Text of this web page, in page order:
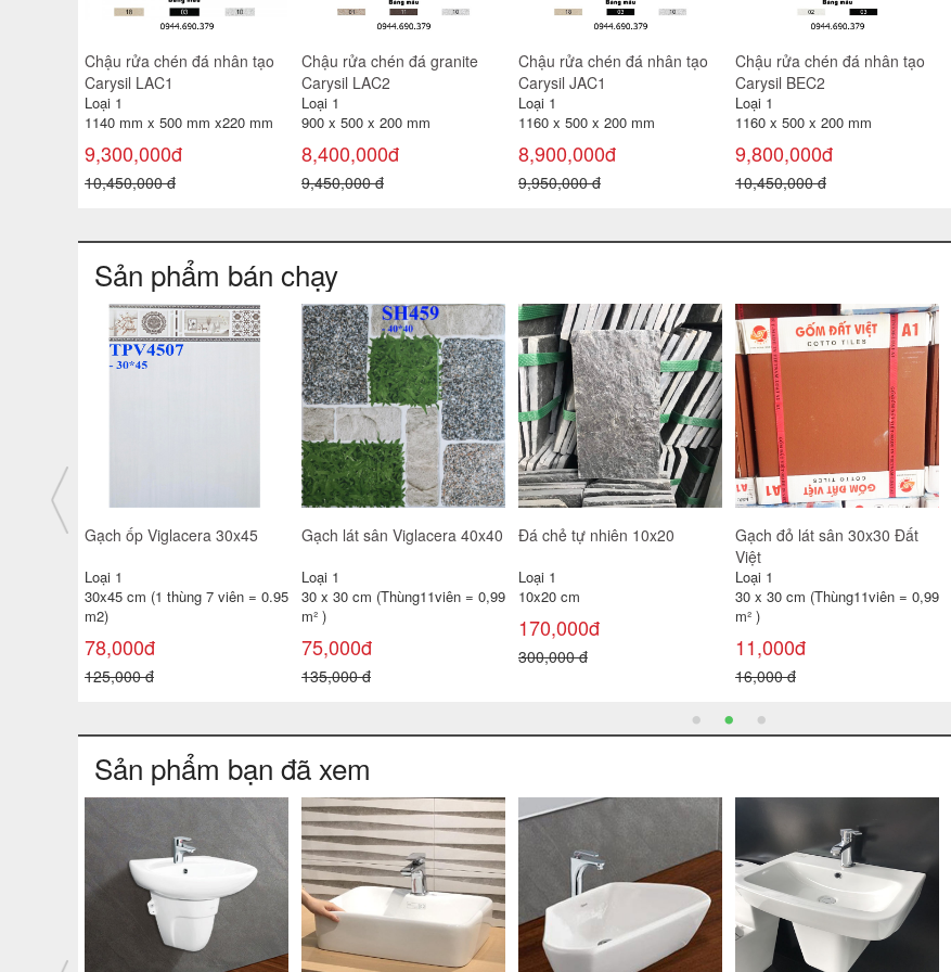
Chậu rửa chén đá nhân tạo
Carysil LAC1
Loại 1
1140 mm x 500 mm x220 mm
9,300,000đ
10,450,000 đ
Chậu rửa chén đá granite
Carysil LAC2
Loại 1
900 x 500 x 200 mm
8,400,000đ
9,450,000 đ
Chậu rửa chén đá nhân tạo
Carysil JAC1
Loại 1
1160 x 500 x 200 mm
8,900,000đ
9,950,000 đ
Chậu rửa chén đá nhân tạo
Carysil BEC2
Loại 1
1160 x 500 x 200 mm
9,800,000đ
10,450,000 đ
Sản phẩm bán chạy
Gạch ốp tường TATA 30x60
Loại 1
30x60 cm ( 1 thùng 6 viên =
1.08 m²
138,000đ
180,000 đ
Gạch ốp tường 25x40 TP-
Loại 1
25x40 cm( 1 thùng 10 viên =
1m2 )
100,000đ
130,000 đ
Gạch đỏ lát sân 30x30 Gốm
Loại 1
30 x 30 cm (Thùng11viên = 0,99
11,000đ
Gạch lát sân Prime 40x40
SV4244
Loại 1
40 x 40 cm (Thùng 6 viên =
0,96 m² )
100,000đ
120,000 đ
Sản phẩm bạn đã xem